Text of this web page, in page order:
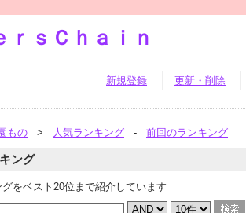
ｒｓＣｈａｉｎ
新規登録 更新・削除
もの > 人気ランキング - 前回のランキング
ング
をベスト20位まで紹介しています